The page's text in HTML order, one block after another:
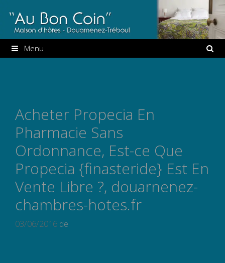
au
contenu
Menu
Acheter Propecia En
Pharmacie Sans
Ordonnance, Est-ce Que
Propecia {finasteride} Est En
Vente Libre ?, douarnenez-
chambres-hotes.fr
03/06/2016 de